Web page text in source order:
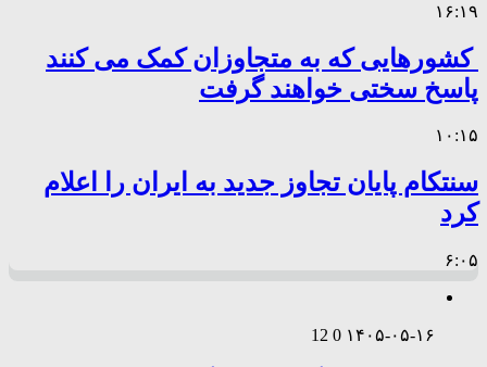
۱۶:۱۹
کشورهایی که به متجاوزان کمک می کنند
پاسخ سختی خواهند گرفت
۱۰:۱۵
سنتکام پایان تجاوز جدید به ایران را اعلام
کرد
۶:۰۵
۱۴۰۵-۰۵-۱۶ 0
12